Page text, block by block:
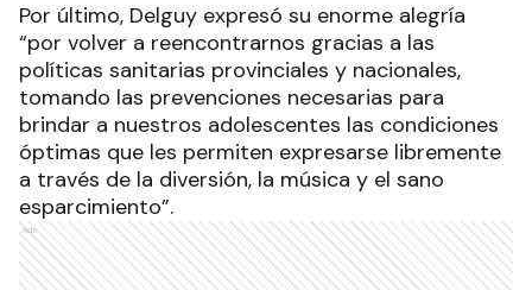
Por último, Delguy expresó su enorme alegría
“por volver a reencontrarnos gracias a las
políticas sanitarias provinciales y nacionales,
tomando las prevenciones necesarias para
brindar a nuestros adolescentes las condiciones
óptimas que les permiten expresarse libremente
a través de la diversión, la música y el sano
esparcimiento”.
Ads